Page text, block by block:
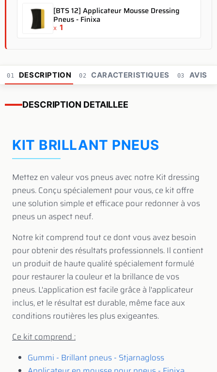
[BTS 12] Applicateur Mousse Dressing
Pneus - Finixa
x 1
01 DESCRIPTION 02 CARACTERISTIQUES 03 AVIS
DESCRIPTION DETAILLEE
KIT BRILLANT PNEUS
Mettez en valeur vos pneus avec notre Kit dressing
pneus. Conçu spécialement pour vous, ce kit offre
une solution simple et efficace pour redonner à vos
pneus un aspect neuf.
Notre kit comprend tout ce dont vous avez besoin
pour obtenir des résultats professionnels. Il contient
un produit de haute qualité spécialement formulé
pour restaurer la couleur et la brillance de vos
pneus. L'application est facile grâce à l'applicateur
inclus, et le résultat est durable, même face aux
conditions routières les plus exigeantes.
Ce kit comprend :
Gummi - Brillant pneus - Stjarnagloss